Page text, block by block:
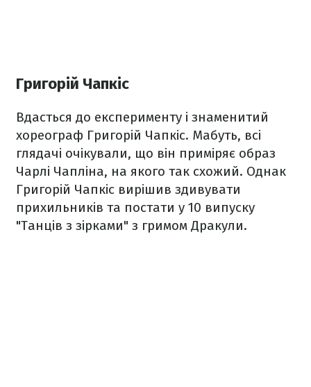
Григорій Чапкіс
Вдасться до експерименту і знаменитий
хореограф Григорій Чапкіс. Мабуть, всі
глядачі очікували, що він приміряє образ
Чарлі Чапліна, на якого так схожий. Однак
Григорій Чапкіс вирішив здивувати
прихильників та постати у 10 випуску
"Танців з зірками" з гримом Дракули.